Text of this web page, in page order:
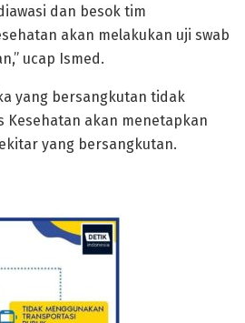
dan besok tim
akan melakukan uji swab
ucap Ismed.
yang bersangkutan tidak
Kesehatan akan menetapkan
yang bersangkutan.